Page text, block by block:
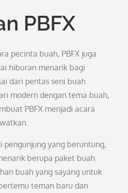
PBFX
pecinta buah, PBFX juga
hiburan menarik bagi
dari pentas seni buah
modern dengan tema buah,
PBFX menjadi acara
pengunjung yang beruntung,
berupa paket buah
buah yang sayang untuk
teman baru dan